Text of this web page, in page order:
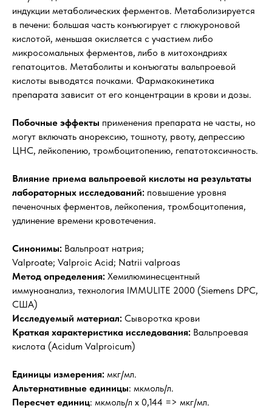
индукции метаболических ферментов. Метаболизируется
в печени: большая часть конъюгирует с глюкуроновой
кислотой, меньшая окисляется с участием либо
микросомальных ферментов, либо в митохондриях
гепатоцитов. Метаболиты и конъюгаты вальпроевой
кислоты выводятся почками. Фармакокинетика
препарата зависит от его концентрации в крови и дозы.
Побочные эффекты применения препарата не часты, но
могут включать анорексию, тошноту, рвоту, депрессию
ЦНС, лейкопению, тромбоцитопению, гепатотоксичность.
Влияние приема вальпроевой кислоты на результаты
лабораторных исследований: повышение уровня
печеночных ферментов, лейкопения, тромбоцитопения,
удлинение времени кровотечения.
Синонимы: Вальпроат натрия;
Valproate; Valproic Acid; Natrii valproas
Метод определения: Хемилюминесцентный
иммуноанализ, технология IMMULITE 2000 (Siemens DPC,
США)
Исследуемый материал: Сыворотка крови
Краткая характеристика исследования: Вальпроевая
кислота (Acidum Valproicum)
Единицы измерения: мкг/мл.
Альтернативные единицы: мкмоль/л.
Пересчет единиц: мкмоль/л х 0,144 => мкг/мл.